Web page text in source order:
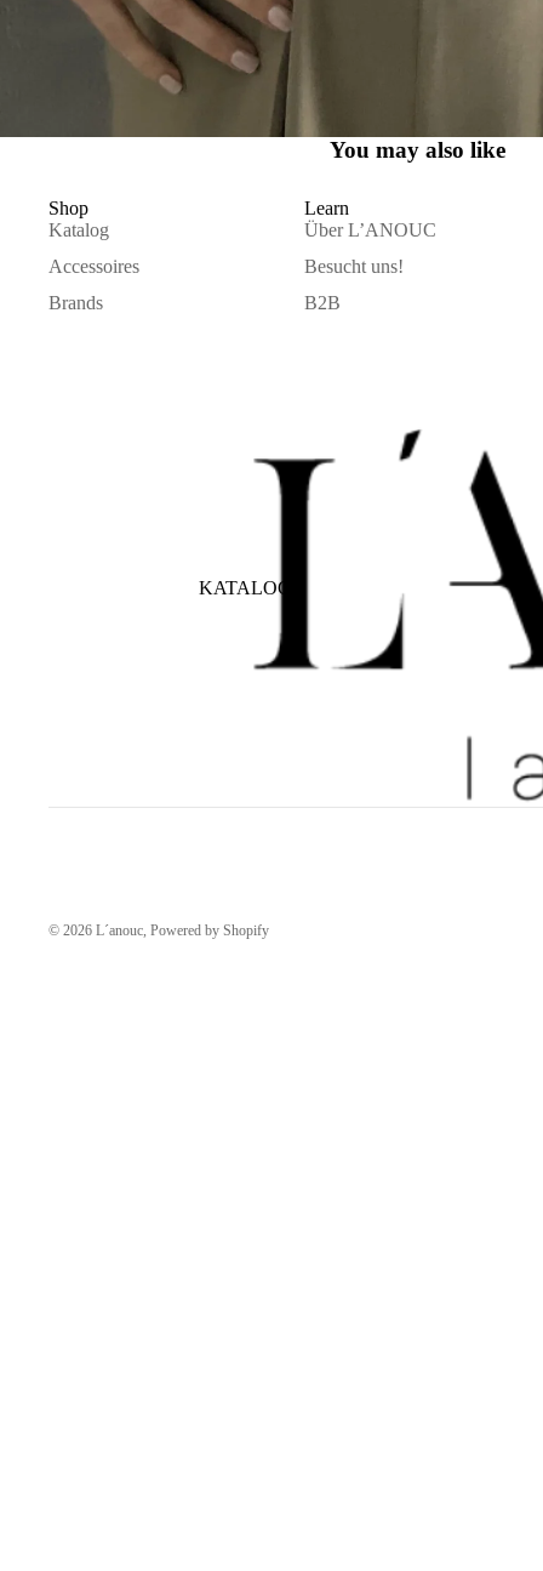
KATALOG
You may also like
Shop
Katalog
Accessoires
Brands
Learn
Über L’ANOUC
Besucht uns!
B2B
© 2026 L´anouc , Powered by Shopify